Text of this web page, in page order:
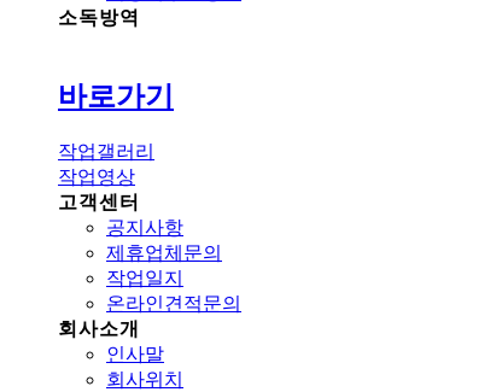
소독방역
바로가기
작업갤러리
작업영상
고객센터
공지사항
제휴업체문의
작업일지
온라인견적문의
회사소개
인사말
회사위치